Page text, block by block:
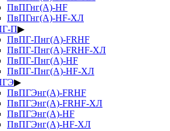
ПвПГнг(А)-HF
ПвПГнг(А)-HF-ХЛ
П▶
ПвПГ-Пнг(А)-FRHF
ПвПГ-Пнг(А)-FRHF-ХЛ
ПвПГ-Пнг(А)-HF
ПвПГ-Пнг(А)-HF-ХЛ
▶
ПвПГЭнг(А)-FRHF
ПвПГЭнг(А)-FRHF-ХЛ
ПвПГЭнг(А)-HF
ПвПГЭнг(А)-HF-ХЛ